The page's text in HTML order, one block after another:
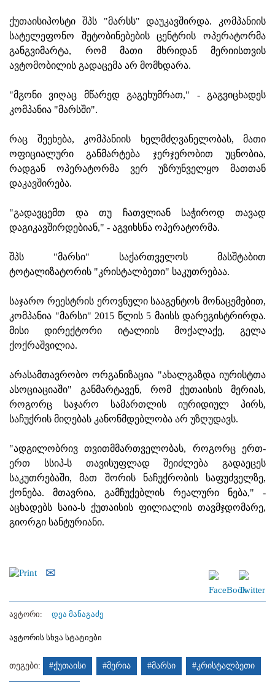
ქუთაისიპოსტი შპს "მარსს" დაუკავშირდა. კომპანიის
სატელეფონო შეტობინებების ცენტრის ოპერატორმა
განგვიმარტა, რომ მათი მხრიდან მერიისთვის
ავტომობილის გადაცემა არ მომხდარა.
"მგონი ვიღაც მწარედ გაგეხუმრათ," - გაგვიცხადეს
კომპანია "მარსში".
რაც შეეხება, კომპანიის ხელმძღვანელობას, მათი
ოფიციალური განმარტება ჯერჯერობით უცნობია,
რადგან ოპერატორმა ვერ უზრუნველყო მათთან
დაკავშირება.
"გადავცემთ და თუ ჩათვლიან საჭიროდ თავად
დაგიკავშირდებიან," - აგვიხსნა ოპერატორმა.
შპს "მარსი" საქართველოს მასშტაბით
ტოტალიზატორის "კრისტალბეთი" საკუთრებაა.
საჯარო რეესტრის ეროვნული სააგენტოს მონაცემებით,
კომპანია "მარსი" 2015 წლის 5 მაისს დარეგისტრირდა.
მისი დირექტორი იტალიის მოქალაქე, გელა
ქოქრაშვილია.
არასამთავრობო ორგანიზაცია "ახალგაზდა იურისტთა
ასოციაციაში" განმარტავენ, რომ ქუთაისის მერიას,
როგორც საჯარო სამართლის იურიდიულ პირს,
საჩუქრის მიღებას კანონმდებლობა არ უზღუდავს.
"ადგილობრივ თვითმმართველობას, როგორც ერთ-
ერთ სსიპ-ს თავისუფლად შეიძლება გადაეცეს
საკუთრებაში, მათ შორის ნაჩუქრობის საფუძველზე,
ქონება. მთავრია, გამჩუქებლის რეალური ნება," -
აცხადებს საია-ს ქუთაისის ფილიალის თავმჯდომარე,
გიორგი სანტურიანი.
ავტორი: დეა მანაგაძე
ავტორის სხვა სტატიები
თეგები: #ქუთაისი #მერია #მარსი #კრისტალბეთი